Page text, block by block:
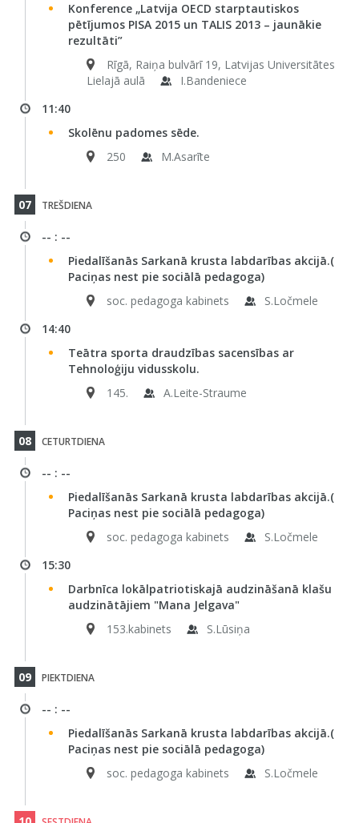
Konference „Latvija OECD starptautiskos
pētījumos PISA 2015 un TALIS 2013 – jaunākie
rezultāti”
Rīgā, Raiņa bulvārī 19, Latvijas Universitātes
Lielajā aulā
I.Bandeniece
11:40
Skolēnu padomes sēde.
250
M.Asarīte
07 TREŠDIENA
-- : --
Piedalīšanās Sarkanā krusta labdarības akcijā.(
Paciņas nest pie sociālā pedagoga)
soc. pedagoga kabinets
S.Ločmele
14:40
Teātra sporta draudzības sacensības ar
Tehnoloģiju vidusskolu.
145.
A.Leite-Straume
08 CETURTDIENA
-- : --
Piedalīšanās Sarkanā krusta labdarības akcijā.(
Paciņas nest pie sociālā pedagoga)
soc. pedagoga kabinets
S.Ločmele
15:30
Darbnīca lokālpatriotiskajā audzināšanā klašu
audzinātājiem "Mana Jelgava"
153.kabinets
S.Lūsiņa
09 PIEKTDIENA
-- : --
Piedalīšanās Sarkanā krusta labdarības akcijā.(
Paciņas nest pie sociālā pedagoga)
soc. pedagoga kabinets
S.Ločmele